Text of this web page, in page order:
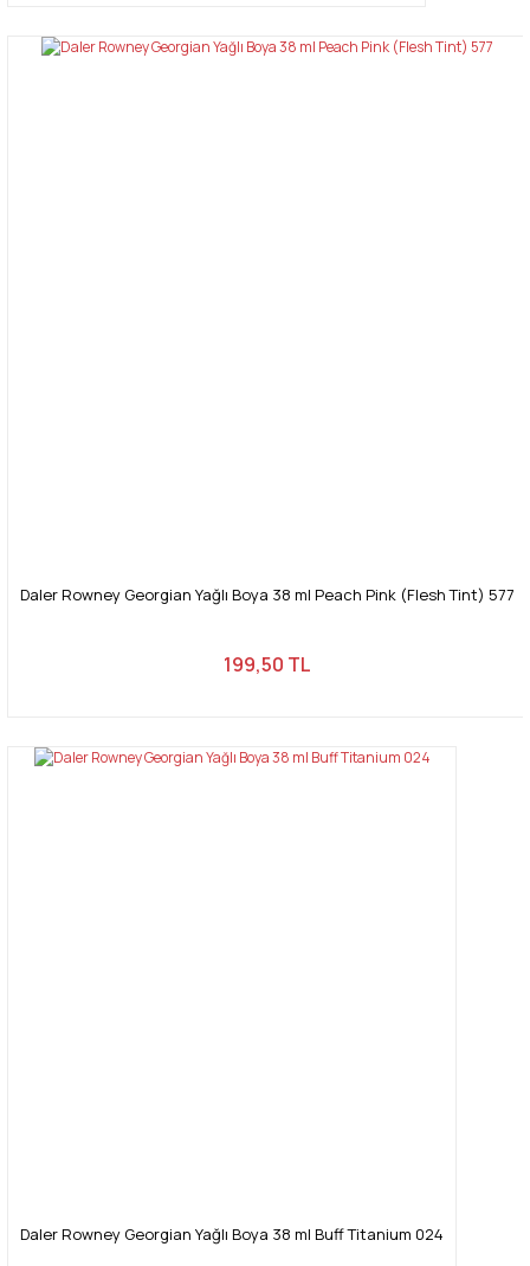
Daler Rowney Georgian Yağlı Boya 38 ml Peach Pink (Flesh Tint) 577
199,50 TL
Daler Rowney Georgian Yağlı Boya 38 ml Buff Titanium 024